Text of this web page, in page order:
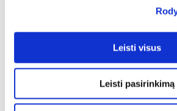
Leisti visus
Leisti pasirinkimą
SAMANTA (II gr.) kėdė (G062-13
Išmatavimai:A:86cmP:48cmG:55cm
Kaina perkant po 1 vnt
Bendra